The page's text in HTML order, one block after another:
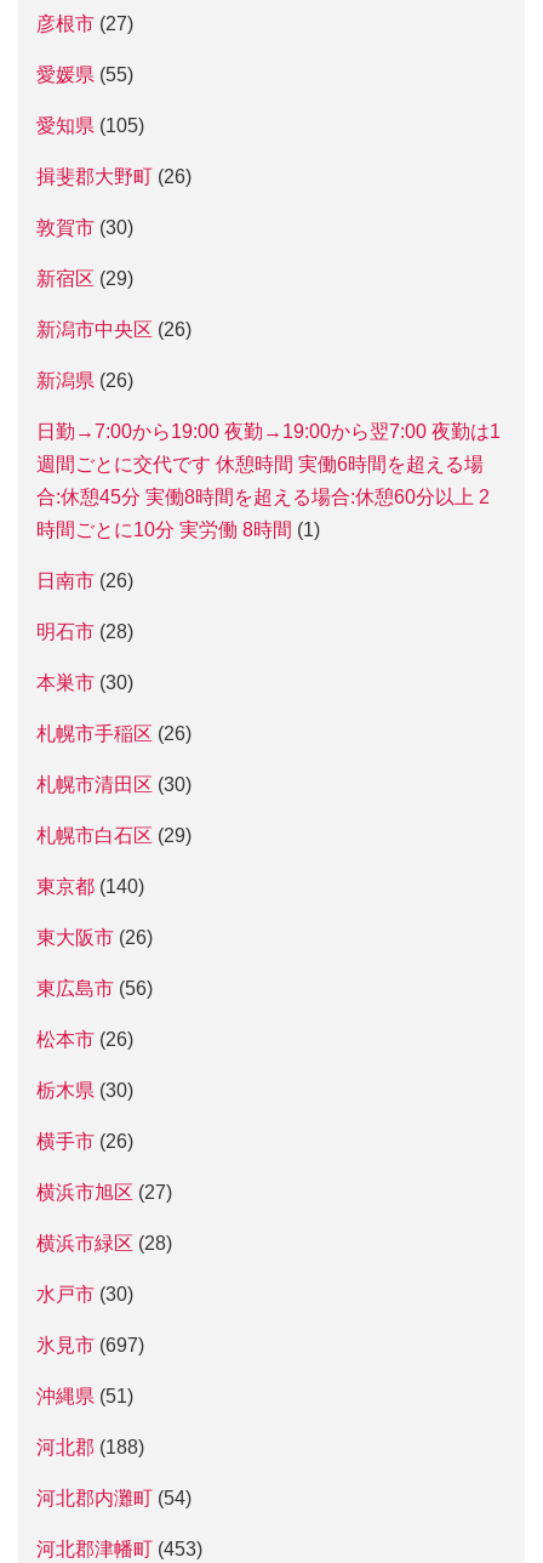
彦根市 (27)
愛媛県 (55)
愛知県 (105)
揖斐郡大野町 (26)
敦賀市 (30)
新宿区 (29)
新潟市中央区 (26)
新潟県 (26)
日勤→7:00から19:00 夜勤→19:00から翌7:00 夜勤は1
週間ごとに交代です 休憩時間 実働6時間を超える場
合:休憩45分 実働8時間を超える場合:休憩60分以上 2
時間ごとに10分 実労働 8時間 (1)
日南市 (26)
明石市 (28)
本巣市 (30)
札幌市手稲区 (26)
札幌市清田区 (30)
札幌市白石区 (29)
東京都 (140)
東大阪市 (26)
東広島市 (56)
松本市 (26)
栃木県 (30)
横手市 (26)
横浜市旭区 (27)
横浜市緑区 (28)
水戸市 (30)
氷見市 (697)
沖縄県 (51)
河北郡 (188)
河北郡内灘町 (54)
河北郡津幡町 (453)